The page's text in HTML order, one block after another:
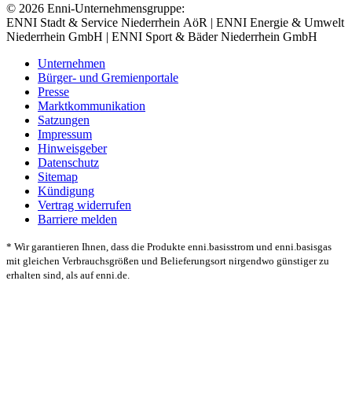
© 2026 Enni-Unternehmensgruppe:
ENNI Stadt & Service Niederrhein AöR | ENNI Energie & Umwelt
Niederrhein GmbH | ENNI Sport & Bäder Niederrhein GmbH
Unternehmen
Bürger- und Gremienportale
Presse
Marktkommunikation
Satzungen
Impressum
Hinweisgeber
Datenschutz
Sitemap
Kündigung
Vertrag widerrufen
Barriere melden
* Wir garantieren Ihnen, dass die Produkte enni.basisstrom und enni.basisgas
mit gleichen Verbrauchsgrößen und Belieferungsort nirgendwo günstiger zu
erhalten sind, als auf enni.de.